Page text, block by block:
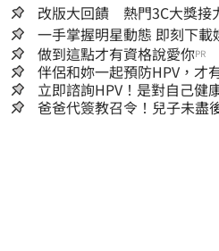
改版大回饋 熱門3C大獎接
一手掌握明星動
做到這點才有資格說愛你PR
伴侶和妳一起預防HPV，才
立即諮詢HPV！是對自己健
嫌晚！
爸爸代簽教召令！兒子未盡